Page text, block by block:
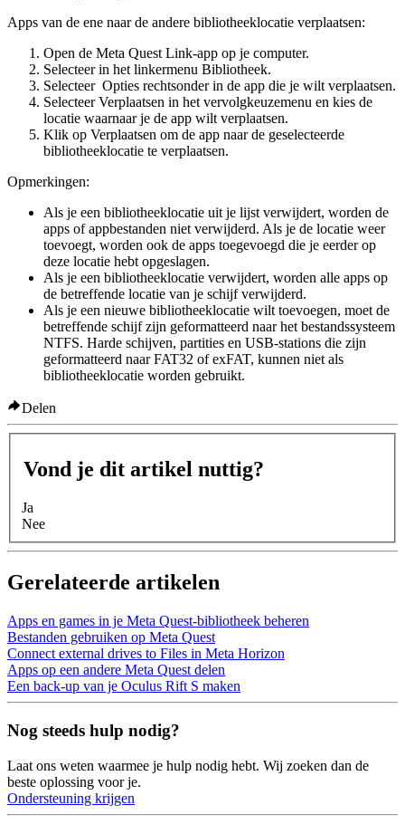
Apps van de ene naar de andere bibliotheeklocatie verplaatsen:
Open de Meta Quest Link-app op je computer.
Selecteer in het linkermenu Bibliotheek.
Selecteer Opties rechtsonder in de app die je wilt verplaatsen.
SelecteerVerplaatsen in het vervolgkeuzemenu en kies de
locatie waarnaar je de app wilt verplaatsen.
Klik op Verplaatsen om de app naar de geselecteerde
bibliotheeklocatie te verplaatsen.
Opmerkingen:
Als je een bibliotheeklocatie uit je lijst verwijdert, worden de
apps of appbestanden niet verwijderd. Als je de locatie weer
toevoegt, worden ook de apps toegevoegd die je eerder op
deze locatie hebt opgeslagen.
Als je een bibliotheeklocatie verwijdert, worden alle apps op
de betreffende locatie van je schijf verwijderd.
Als je een nieuwe bibliotheeklocatie wilt toevoegen, moet de
betreffende schijf zijn geformatteerd naar het bestandssysteem
NTFS. Harde schijven, partities en USB-stations die zijn
geformatteerd naar FAT32 of exFAT, kunnen niet als
bibliotheeklocatie worden gebruikt.
Delen
Vond je dit artikel nuttig?
Ja
Nee
Gerelateerde artikelen
Apps en games in je Meta Quest-bibliotheek beheren
Bestanden gebruiken op Meta Quest
Connect external drives to Files in Meta Horizon
Apps op een andere Meta Quest delen
Een back-up van je Oculus Rift S maken
Nog steeds hulp nodig?
Laat ons weten waarmee je hulp nodig hebt. Wij zoeken dan de
beste oplossing voor je.
Ondersteuning krijgen